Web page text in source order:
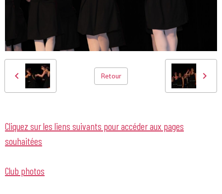
Retour
Cliquez sur les liens suivants pour accéder aux pages
souhaitées
Club photos